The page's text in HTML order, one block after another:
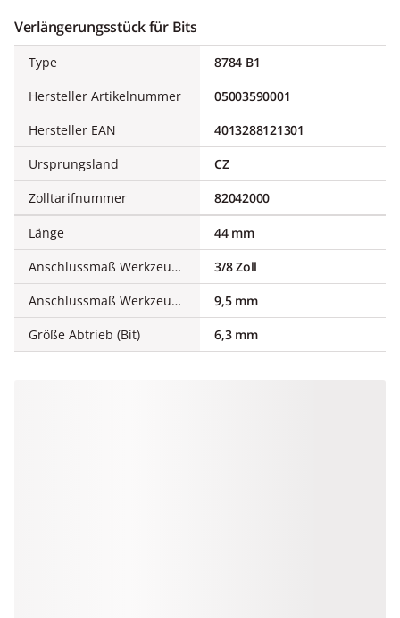
Verlängerungsstück für Bits
Type
8784 B1
Hersteller Artikelnummer
05003590001
Hersteller EAN
4013288121301
Ursprungsland
CZ
Zolltarifnummer
82042000
Länge
44 mm
Anschlussmaß Werkzeugseite (Zoll)
3/8 Zoll
Anschlussmaß Werkzeugseite
9,5 mm
Größe Abtrieb (Bit)
6,3 mm